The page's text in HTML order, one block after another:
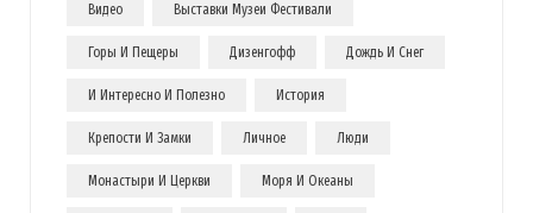
Видео Выставки Музеи Фестивали
Горы И Пещеры Дизенгофф Дождь И Снег
И Интересно И Полезно История
Крепости И Замки Личное Люди
Монастыри И Церкви Моря И Океаны